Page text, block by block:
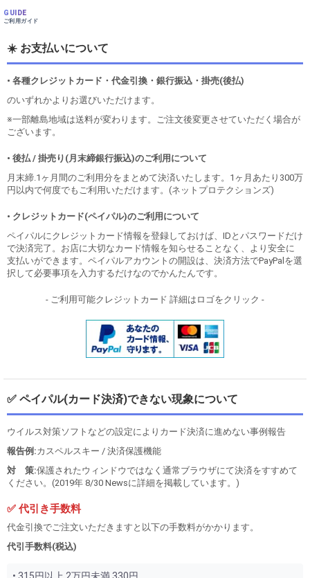
GUIDE
ご利用ガイド
☀️ お支払いについて
• 各種クレジットカード・代金引換・銀行振込・掛売(後払)
のいずれかよりお選びいただけます。
※一部離島地域は送料が変わります。ご注文後変更させていただく場合が
ございます。
• 後払 / 掛売り(月末締銀行振込)のご利用について
月末締.1ヶ月間のご利用分をまとめて決済いたします。1ヶ月あたり300万
円以内で何度でもご利用いただけます。(ネットプロテクションズ)
• クレジットカード(ペイパル)のご利用について
ペイパルにクレジットカード情報を登録しておけば、IDとパスワードだけ
で決済完了。お店に大切なカード情報を知らせることなく、より安全に
支払いができます。ペイパルアカウントの開設は、決済方法でPayPalを選
択して必要事項を入力するだけなのでかんたんです。
- ご利用可能クレジットカード 詳細はロゴをクリック -
✅ ペイパル(カード決済)できない現象について
ウイルス対策ソフトなどの設定によりカード決済に進めない事例報告
報告例:カスペルスキー / 決済保護機能
対 策:保護されたウィンドウではなく通常ブラウザにて決済をすすめて
ください。(2019年 8/30 Newsに詳細を掲載しています。)
✅ 代引き手数料
代金引換でご注文いただきますと以下の手数料がかかります。
代引手数料(税込)